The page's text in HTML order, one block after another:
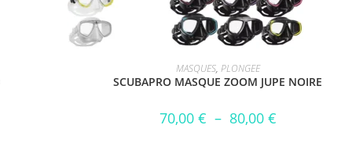
CHOIX DES OPTIONS
MASQUES, PLONGEE
SCUBAPRO MASQUE ZOOM JUPE NOIRE
70,00 € – 80,00 €